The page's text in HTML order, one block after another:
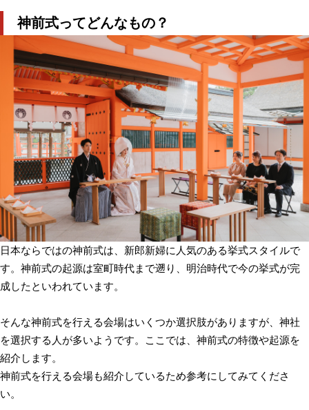
神前式ってどんなもの？
日本ならではの神前式は、新郎新婦に人気のある挙式スタイルで
す。神前式の起源は室町時代まで遡り、明治時代で今の挙式が完
成したといわれています。
そんな神前式を行える会場はいくつか選択肢がありますが、神社
を選択する人が多いようです。ここでは、神前式の特徴や起源を
紹介します。
神前式を行える会場も紹介しているため参考にしてみてくださ
い。